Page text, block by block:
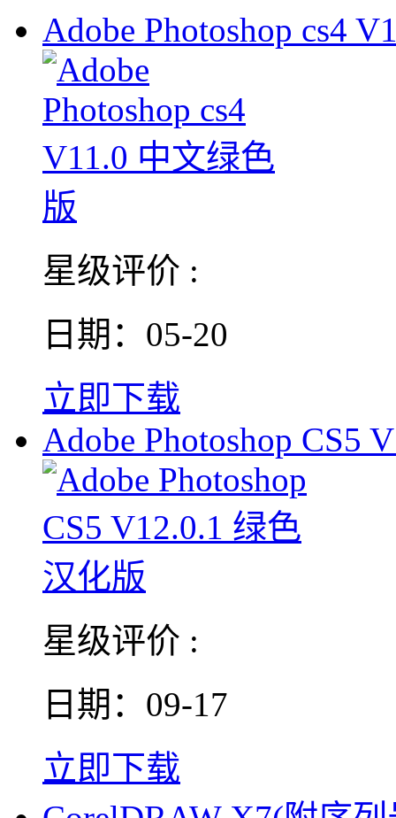
Adobe Photoshop cs4
星级评价 :
日期：05-20
立即下载
Adobe Photoshop CS5
星级评价 :
日期：09-17
立即下载